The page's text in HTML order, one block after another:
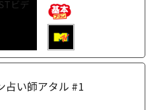
占い師アタル #1